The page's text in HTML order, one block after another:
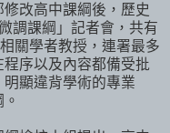
改高中課綱後，歷史
調課綱」記者會，共有
關學者教授，連署最多
序以及內容都備受批
顯違背學術的專業